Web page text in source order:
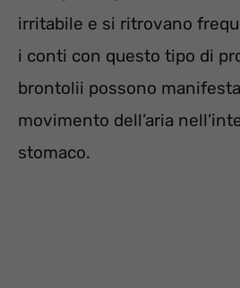
irritabile e si ritrovano
i conti con questo tipo di
brontolii possono
movimento dell’aria
stomaco.